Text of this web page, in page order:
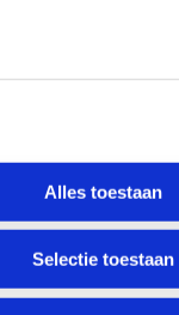
Alles toestaan
Selectie toestaan
heb je het
mijn traineeship